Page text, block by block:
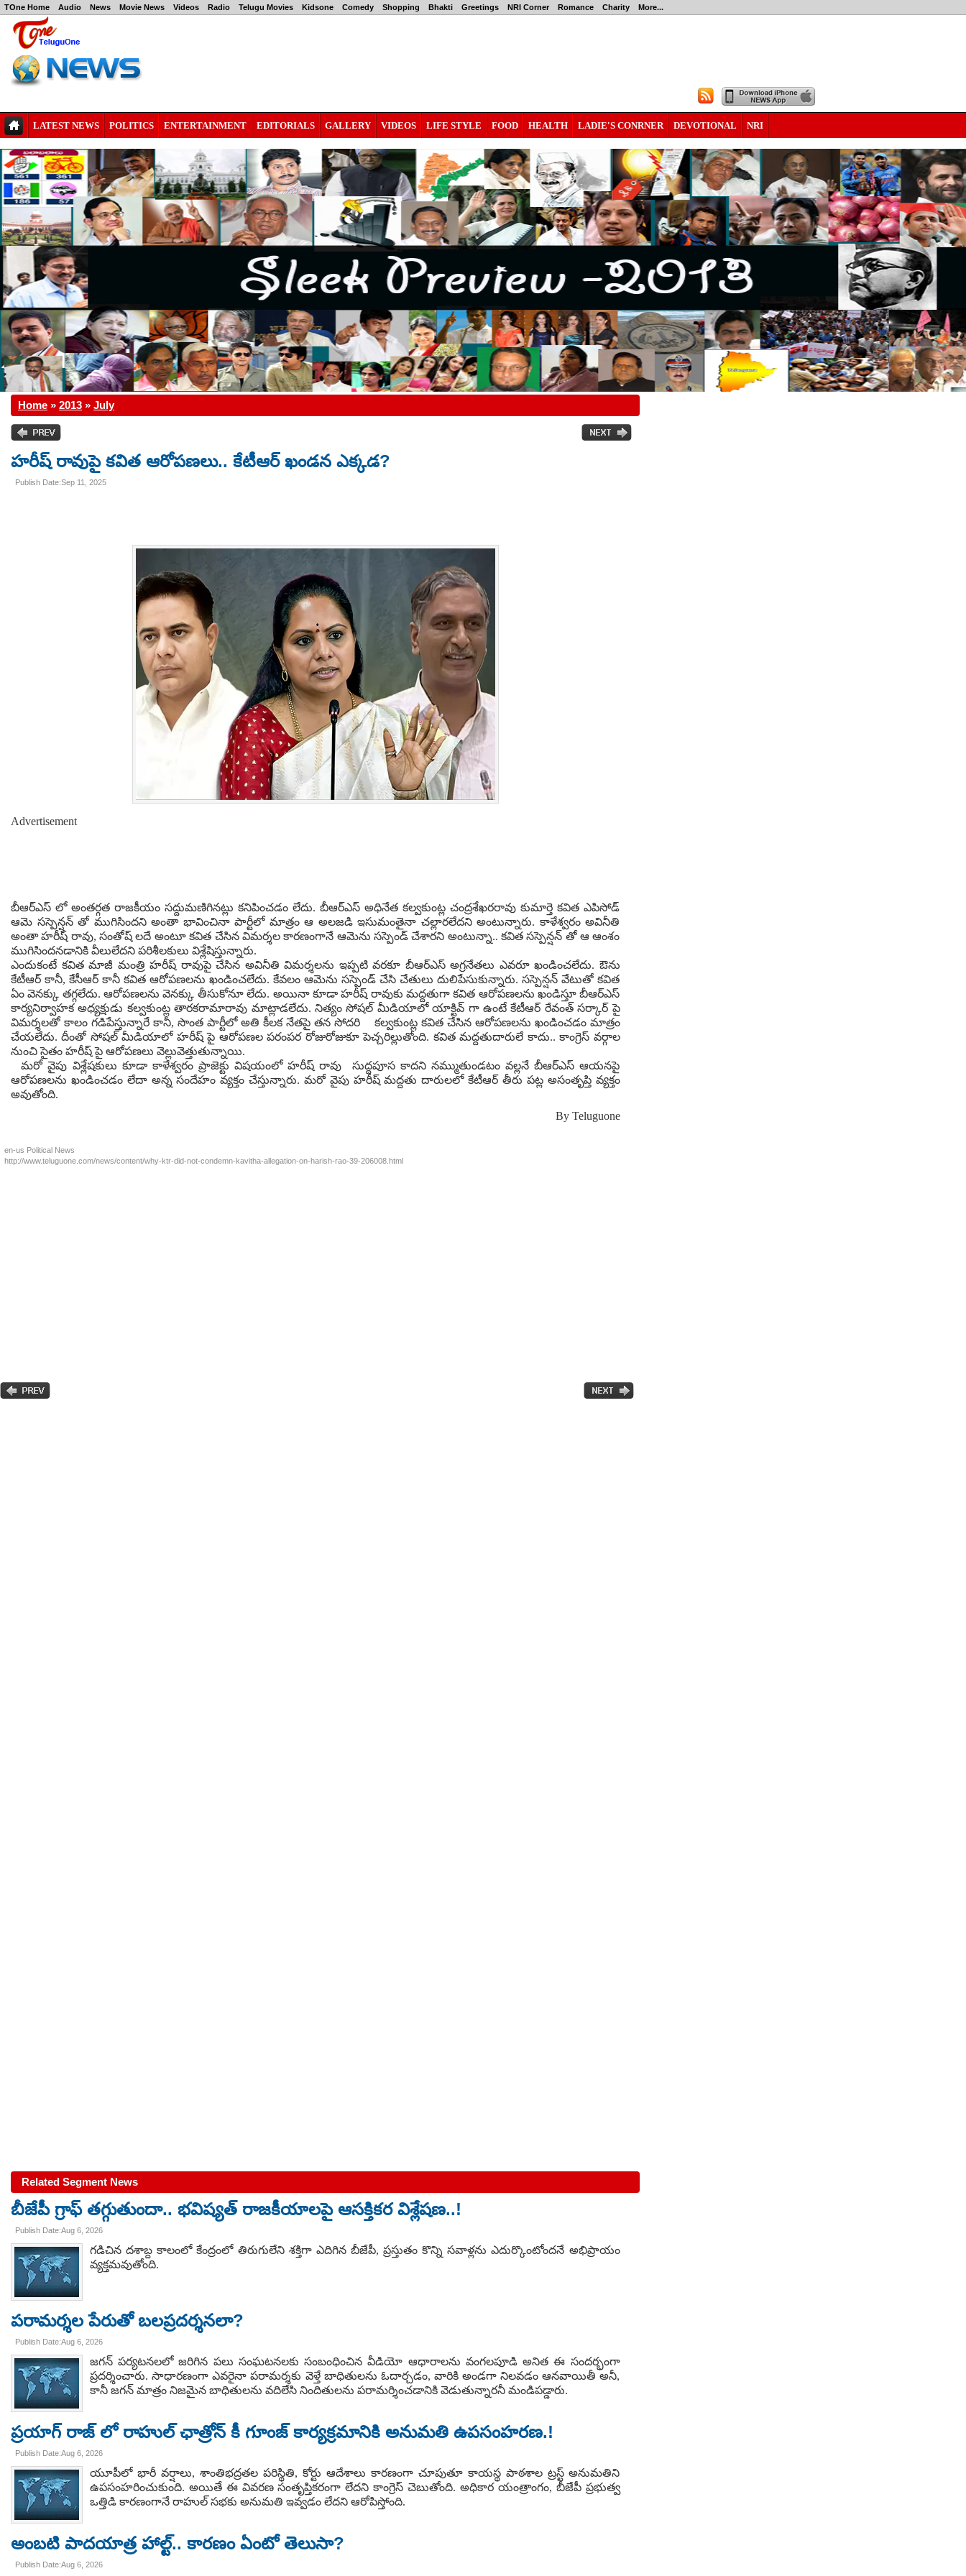
TOne Home Audio News Movie News Videos Radio Telugu Movies Kidsone Comedy Shopping Bhakti Greetings NRI Corner Romance Charity More...
LATEST NEWS POLITICS ENTERTAINMENT EDITORIALS GALLERY VIDEOS LIFE STYLE FOOD HEALTH LADIE'S CONRNER DEVOTIONAL NRI
Home » 2013 » July
హరీష్ రావుపై కవిత ఆరోపణలు.. కేటీఆర్ ఖండన ఎక్కడ?
Publish Date:Sep 11, 2025
Advertisement
బీఆర్ఎస్ లో అంతర్గత రాజకీయం సద్దుమణిగినట్లు కనిపించడం లేదు. బీఆర్ఎస్ అధినేత కల్వకుంట్ల చంద్రశేఖరరావు కుమార్తె కవిత ఎపిసోడ్
ఆమె సస్పెన్షన్ తో ముగిసిందని అంతా భావించినా పార్టీలో మాత్రం ఆ అలజడి ఇసుమంతైనా చల్లారలేదని అంటున్నారు. కాళేశ్వరం అవినీతి
అంతా హరీష్ రావు, సంతోష్ లదే అంటూ కవిత చేసిన విమర్శల కారణంగానే ఆమెను సస్పెండ్ చేశారని అంటున్నా.. కవిత సస్పెన్షన్ తో ఆ ఆంశం
ముగిసిందనడానికి వీలులేదని పరిశీలకులు విశ్లేషిస్తున్నారు.
ఎందుకంటే కవిత మాజీ మంత్రి హరీష్ రావుపై చేసిన అవినీతి విమర్శలను ఇప్పటి వరకూ బీఆర్ఎస్ అగ్రనేతలు ఎవరూ ఖండించలేదు. ఔను
కేటీఆర్ కానీ, కేసీఆర్ కానీ కవిత ఆరోపణలను ఖండించలేదు. కేవలం ఆమెను సస్పెండ్ చేసి చేతులు దులిపేసుకున్నారు. సస్పెన్షన్ వేటుతో కవిత
ఏం వెనక్కు తగ్గలేదు. ఆరోపణలను వెనక్కు తీసుకోనూ లేదు. అయినా కూడా హరీష్ రావుకు మద్దతుగా కవిత ఆరోపణలను ఖండిస్తూ బీఆర్ఎస్
కార్యనిర్వాహక అధ్యక్షుడు కల్వకుంట్ల తారకరామారావు మాట్లాడలేదు. నిత్యం సోషల్ మీడియాలో యాక్టివ్ గా ఉంటే కేటీఆర్ రేవంత్ సర్కార్ పై
విమర్శలతో కాలం గడిపేస్తున్నారే కానీ, సొంత పార్టీలో అతి కీలక నేతపై తన సోదరి కల్వకుంట్ల కవిత చేసిన ఆరోపణలను ఖండించడం మాత్రం
చేయలేదు. దీంతో సోషల్ మీడియాలో హరీష్ పై ఆరోపణల పరంపర రోజురోజుకూ పెచ్చరిల్లుతోంది. కవిత మద్దతుదారులే కాదు.. కాంగ్రెస్ వర్గాల
నుంచి సైతం హరీష్ పై ఆరోపణలు వెల్లువెత్తుతున్నాయి.
మరో వైపు విశ్లేషకులు కూడా కాళేశ్వరం ప్రాజెక్టు విషయంలో హరీష్ రావు సుద్దపూస కాదని నమ్ముతుండటం వల్లనే బీఆర్ఎస్ ఆయనపై
ఆరోపణలను ఖండించడం లేదా అన్న సందేహం వ్యక్తం చేస్తున్నారు. మరో వైపు హరీష్ మద్దతు దారులలో కేటీఆర్ తీరు పట్ల అసంతృప్తి వ్యక్తం
అవుతోంది.
By Teluguone
en-us Political News
http://www.teluguone.com/news/content/why-ktr-did-not-condemn-kavitha-allegation-on-harish-rao-39-206008.html
Related Segment News
బీజేపీ గ్రాఫ్ తగ్గుతుందా.. భవిష్యత్ రాజకీయాలపై ఆసక్తికర విశ్లేషణ..!
Publish Date:Aug 6, 2026
గడిచిన దశాబ్ద కాలంలో కేంద్రంలో తిరుగులేని శక్తిగా ఎదిగిన బీజేపీ, ప్రస్తుతం కొన్ని సవాళ్లను ఎదుర్కొంటోందనే అభిప్రాయం
వ్యక్తమవుతోంది.
పరామర్శల పేరుతో బలప్రదర్శనలా?
Publish Date:Aug 6, 2026
జగన్ పర్యటనలలో జరిగిన పలు సంఘటనలకు సంబంధించిన వీడియో ఆధారాలను వంగలపూడి అనిత ఈ సందర్భంగా
ప్రదర్శించారు. సాధారణంగా ఎవరైనా పరామర్శకు వెళ్తే బాధితులను ఓదార్చడం, వారికి అండగా నిలవడం ఆనవాయితీ అనీ,
కానీ జగన్ మాత్రం నిజమైన బాధితులను వదిలేసి నిందితులను పరామర్శించడానికి వెడుతున్నారనీ మండిపడ్డారు.
ప్రయాగ్ రాజ్ లో రాహుల్ ఛాత్రోన్ కీ గూంజ్ కార్యక్రమానికి అనుమతి ఉపసంహరణ.!
Publish Date:Aug 6, 2026
యూపీలో భారీ వర్షాలు, శాంతిభద్రతల పరిస్థితి, కోర్టు ఆదేశాలు కారణంగా చూపుతూ కాయస్థ పాఠశాల ట్రస్ట్ అనుమతిని
ఉపసంహరించుకుంది. అయితే ఈ వివరణ సంతృప్తికరంగా లేదని కాంగ్రెస్ చెబుతోంది. అధికార యంత్రాంగం, బీజేపీ ప్రభుత్వ
ఒత్తిడి కారణంగానే రాహుల్ సభకు అనుమతి ఇవ్వడం లేదని ఆరోపిస్తోంది.
అంబటి పాదయాత్ర హాల్ట్.. కారణం ఏంటో తెలుసా?
Publish Date:Aug 6, 2026